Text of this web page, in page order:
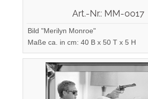
Art.-Nr.: MM-0017
Bild "Merilyn Monroe"
Maße ca. in cm: 40 B x 50 T x 5 H